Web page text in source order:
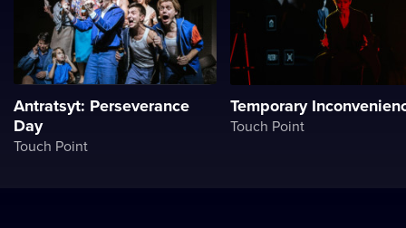
Antratsyt: Perseverance
Day
Touch Point
Temporary
Touch Point